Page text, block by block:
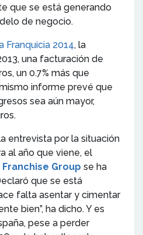
que se está generando
de negocio.
Franquicia 2014, la
una facturación de
un 0.7% más que
informe prevé que
sea aún mayor,
entrevista por la situación
al año que viene, el
Group se ha
que se está
falta asentar y cimentar
bien”, ha dicho. Y es
pese a perder